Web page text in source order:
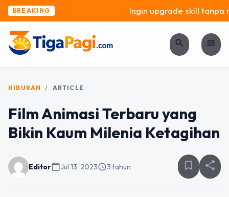
BREAKING Ingin upgrade skill tanpa
search menu
HIBURAN / ARTICLE
Film Animasi Terbaru yang
Bikin Kaum Milenia Ketagihan
Editorcalendar_todayJul 13, 2023schedule3 tahun bookmark_border share